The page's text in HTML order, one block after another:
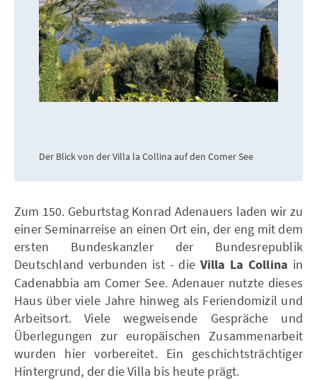
Der Blick von der Villa la Collina auf den Comer See
Zum 150. Geburtstag Konrad Adenauers laden wir zu
einer Seminarreise an einen Ort ein, der eng mit dem
ersten Bundeskanzler der Bundesrepublik
Deutschland verbunden ist - die Villa La Collina in
Cadenabbia am Comer See. Adenauer nutzte dieses
Haus über viele Jahre hinweg als Feriendomizil und
Arbeitsort. Viele wegweisende Gespräche und
Überlegungen zur europäischen Zusammenarbeit
wurden hier vorbereitet. Ein geschichtsträchtiger
Hintergrund, der die Villa bis heute prägt.